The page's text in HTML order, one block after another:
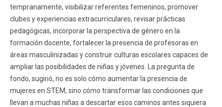
tempranamente, visibilizar referentes femeninos, promover
clubes y experiencias extracurriculares, revisar prácticas
pedagógicas, incorporar la perspectiva de género en la
formación docente, fortalecer la presencia de profesoras en
áreas masculinizadas y construir culturas escolares capaces de
ampliar las posibilidades de niñas y jóvenes. La pregunta de
fondo, sugirió, no es solo cómo aumentar la presencia de
mujeres en STEM, sino cómo transformar las condiciones que
llevan a muchas niñas a descartar esos caminos antes siquiera